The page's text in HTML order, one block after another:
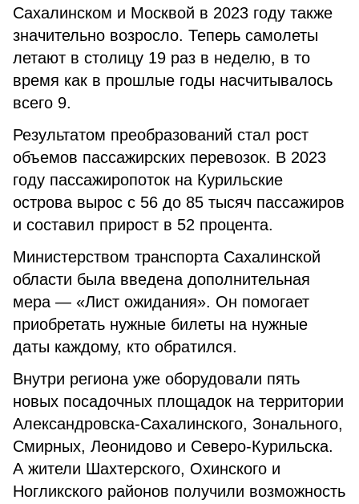
Сахалинском и Москвой в 2023 году также
значительно возросло. Теперь самолеты
летают в столицу 19 раз в неделю, в то
время как в прошлые годы насчитывалось
всего 9.
Результатом преобразований стал рост
объемов пассажирских перевозок. В 2023
году пассажиропоток на Курильские
острова вырос с 56 до 85 тысяч пассажиров
и составил прирост в 52 процента.
Министерством транспорта Сахалинской
области была введена дополнительная
мера — «Лист ожидания». Он помогает
приобретать нужные билеты на нужные
даты каждому, кто обратился.
Внутри региона уже оборудовали пять
новых посадочных площадок на территории
Александровска-Сахалинского, Зонального,
Смирных, Леонидово и Северо-Курильска.
А жители Шахтерского, Охинского и
Ногликского районов получили возможность